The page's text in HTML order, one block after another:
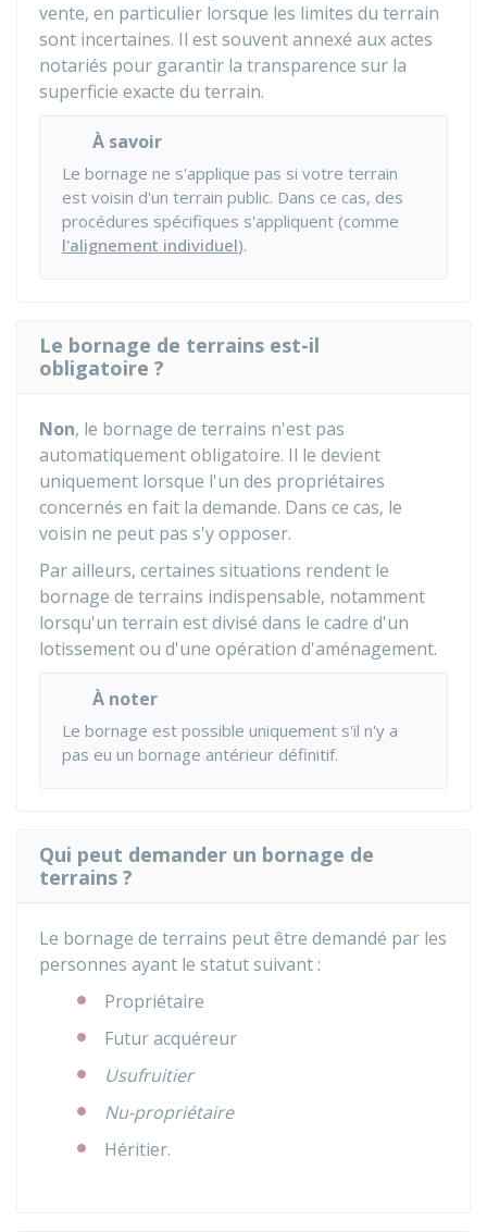
vente, en particulier lorsque les limites du terrain
sont incertaines. Il est souvent annexé aux actes
notariés pour garantir la transparence sur la
superficie exacte du terrain.
À savoir
Le bornage ne s'applique pas si votre terrain
est voisin d'un terrain public. Dans ce cas, des
procédures spécifiques s'appliquent (comme
l'alignement individuel).
Le bornage de terrains est-il
obligatoire ?
Non, le bornage de terrains n'est pas
automatiquement obligatoire. Il le devient
uniquement lorsque l'un des propriétaires
concernés en fait la demande. Dans ce cas, le
voisin ne peut pas s'y opposer.
Par ailleurs, certaines situations rendent le
bornage de terrains indispensable, notamment
lorsqu'un terrain est divisé dans le cadre d'un
lotissement ou d'une opération d'aménagement.
À noter
Le bornage est possible uniquement s'il n'y a
pas eu un bornage antérieur définitif.
Qui peut demander un bornage de
terrains ?
Le bornage de terrains peut être demandé par les
personnes ayant le statut suivant :
Propriétaire
Futur acquéreur
Usufruitier
Nu-propriétaire
Héritier.